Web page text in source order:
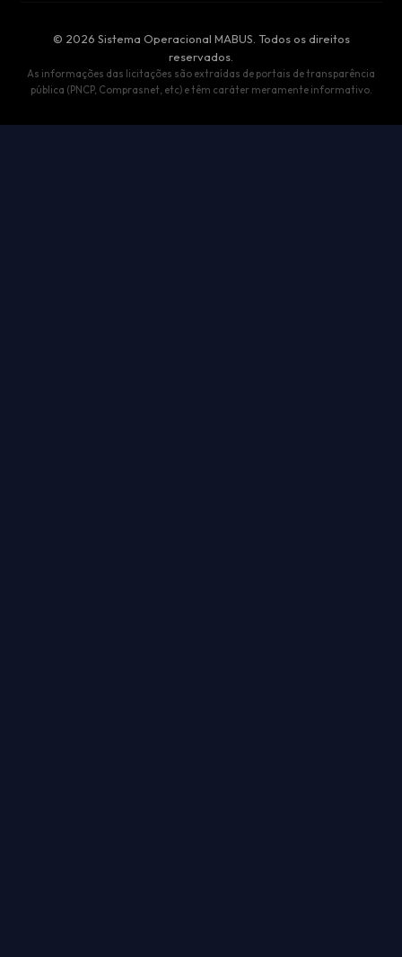
© 2026 Sistema Operacional MABUS. Todos os direitos
reservados.
As informações das licitações são extraídas de portais de transparência
pública (PNCP, Comprasnet, etc) e têm caráter meramente informativo.